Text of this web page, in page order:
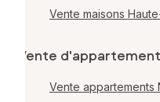
Vente maisons
Vente
Vente appartements